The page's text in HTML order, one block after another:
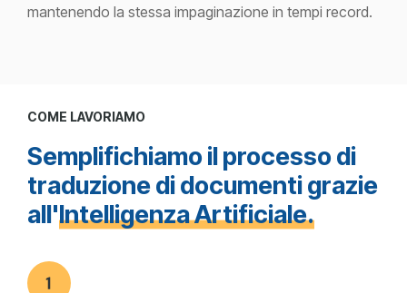
mantenendo la stessa impaginazione in tempi record.
COME LAVORIAMO
Semplifichiamo il processo di
traduzione di documenti grazie
all'Intelligenza Artificiale.